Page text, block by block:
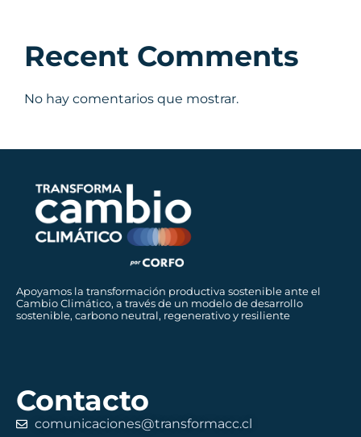
Recent Comments
No hay comentarios que mostrar.
Apoyamos la transformación productiva sostenible ante el
Cambio Climático, a través de un modelo de desarrollo
sostenible, carbono neutral, regenerativo y resiliente
Contacto
comunicaciones@transformacc.cl